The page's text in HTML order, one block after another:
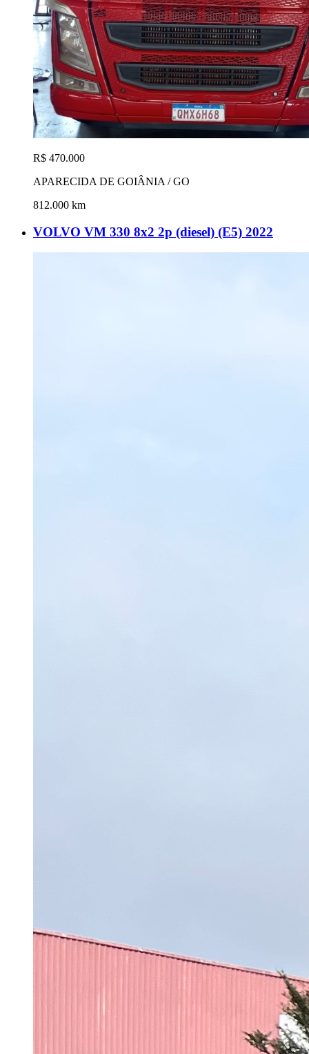
R$ 470.000
APARECIDA DE GOIÂNIA / GO
812.000 km
VOLVO VM 330 8x2 2p (diesel) (E5) 2022